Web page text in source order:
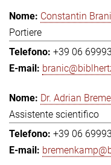
Constantin
Portiere
+39 06
Dr. Adrian
Assistente scientifico
+39 06